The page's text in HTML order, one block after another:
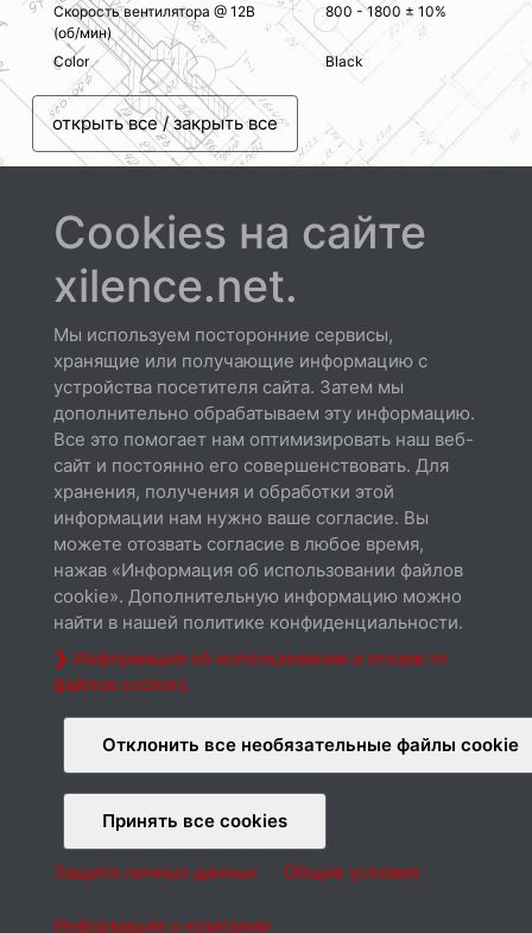
Скорость вентилятора @ 12В
(об/мин)
800 - 1800 ± 10%
Color Black
открыть все / закрыть все
Скачать
Спецификации
Скачать
Cable connection
О нас Контакты
Продление гарантии
Cookies на сайте
xilence.net.
Мы используем посторонние сервисы,
хранящие или получающие информацию с
устройства посетителя сайта. Затем мы
дополнительно обрабатываем эту информацию.
Все это помогает нам оптимизировать наш веб-
сайт и постоянно его совершенствовать. Для
хранения, получения и обработки этой
информации нам нужно ваше согласие. Вы
можете отозвать согласие в любое время,
нажав «Информация об использовании файлов
cookie». Дополнительную информацию можно
найти в нашей политике конфиденциальности.
❯ Информация об использовании и отказе от
файлов cookies.
Отклонить все необязательные файлы cookie
Принять все cookies
Защита личных данных Общие условия
Информация о компании